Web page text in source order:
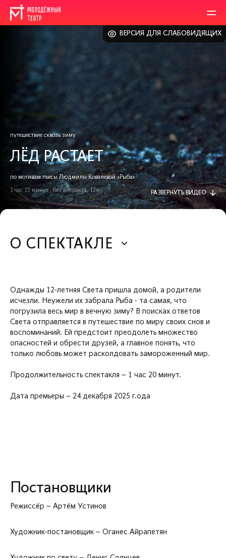
РАЗВЕРНУТЬ ВИДЕО
ВЕРСИЯ ДЛЯ СЛАБОВИДЯЩИХ
путешествие сквозь зиму
ЛЁД РАСТАЕТ
по мотивам пьесы Людмилы Ковалёвой «Рыба»
1 час 15 минут., без антракта, 12+
О СПЕКТАКЛЕ
Однажды 12-летняя Света пришла домой, а родители
исчезли. Неужели их забрала Рыба - та самая, что
погрузила весь мир в вечную зиму? В поисках ответов
Света отправляется в путешествие по миру своих снов и
воспоминаний. Ей предстоит преодолеть множество
опасностей и обрести друзей, а главное понять, что
только любовь может расколдовать замороженный мир.
Продолжительность спектакля – 1 час 20 минут.
Дата премьеры – 24 декабря 2025 г.ода
Постановщики
Режиссёр – Артём Устинов
Художник-постановщик – Оганес Айрапетян